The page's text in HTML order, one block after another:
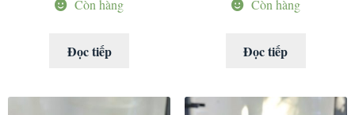
Còn hàng
Đọc tiếp
Còn hàng
Đọc tiếp